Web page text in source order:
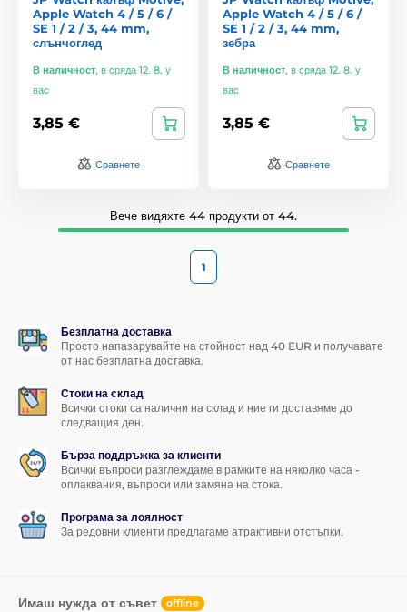
Apple Watch 4 / 5 / 6 /
SE 1 / 2 / 3, 44 mm,
слънчоглед
В наличност, в сряда 12. 8. у
вас
3,85 €
Сравнете
Apple Watch 4 / 5 / 6 /
SE 1 / 2 / 3, 44 mm,
зебра
В наличност, в сряда 12. 8. у
вас
3,85 €
Сравнете
Вече видяхте 44 продукти от 44.
1
Безплатна доставка
Просто напазарувайте на стойност над 40 EUR и получавате
от нас безплатна доставка.
Стоки на склад
Всички стоки са налични на склад и ние ги доставяме до
следващия ден.
Бърза поддръжка за клиенти
Всички въпроси разглеждаме в рамките на няколко часа -
оплаквания, въпроси или замяна на стока.
Програма за лоялност
За редовни клиенти предлагаме атрактивни отстъпки.
Имаш нужда от съвет offline